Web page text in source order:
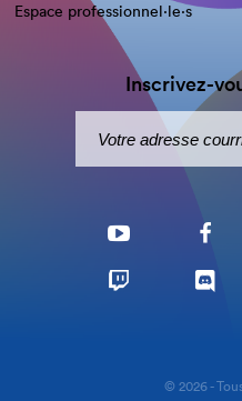
Espace professionnel·le⋅s
Inscrivez-
© 2026 -